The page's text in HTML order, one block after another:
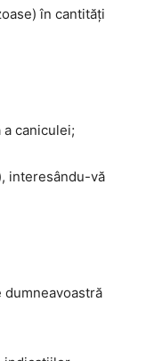
în cantități
caniculei;
interesându-vă